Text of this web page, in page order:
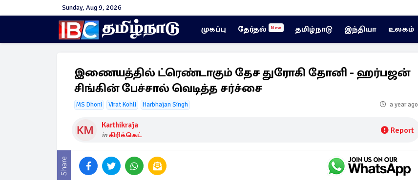
Sunday, Aug 9, 2026
முகப்பு தேர்தல் New தமிழ்நாடு இந்தியா உலகம்
இணையத்தில் ட்ரெண்டாகும் தேச துரோகி தோனி - ஹர்பஜன்
சிங்கின் பேச்சால் வெடித்த சர்ச்சை
MS Dhoni Virat Kohli Harbhajan Singh a year ago
Karthikraja
inகிரிக்கெட் Report
Share